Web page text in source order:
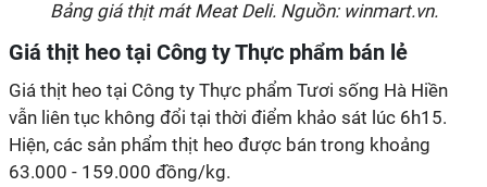
Bảng giá thịt mát Meat Deli. Nguồn: winmart.vn.
Giá thịt heo tại Công ty Thực phẩm bán lẻ
Giá thịt heo tại Công ty Thực phẩm Tươi sống Hà Hiền
vẫn liên tục không đổi tại thời điểm khảo sát lúc 6h15.
Hiện, các sản phẩm thịt heo được bán trong khoảng
63.000 - 159.000 đồng/kg.